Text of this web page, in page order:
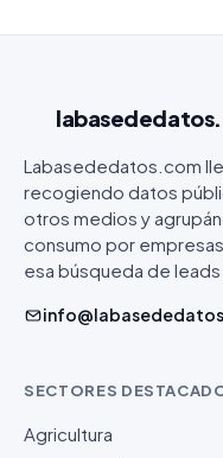
labasededatos
Labasededatos.com
recogiendo datos
otros medios y
consumo por
esa búsqueda de
SECTORES
Agricultura